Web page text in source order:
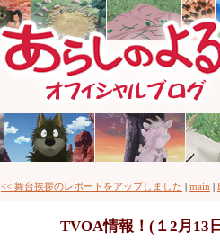
<< 舞台挨拶のレポートをアップしました | main |
TVOA情報！(１2月13